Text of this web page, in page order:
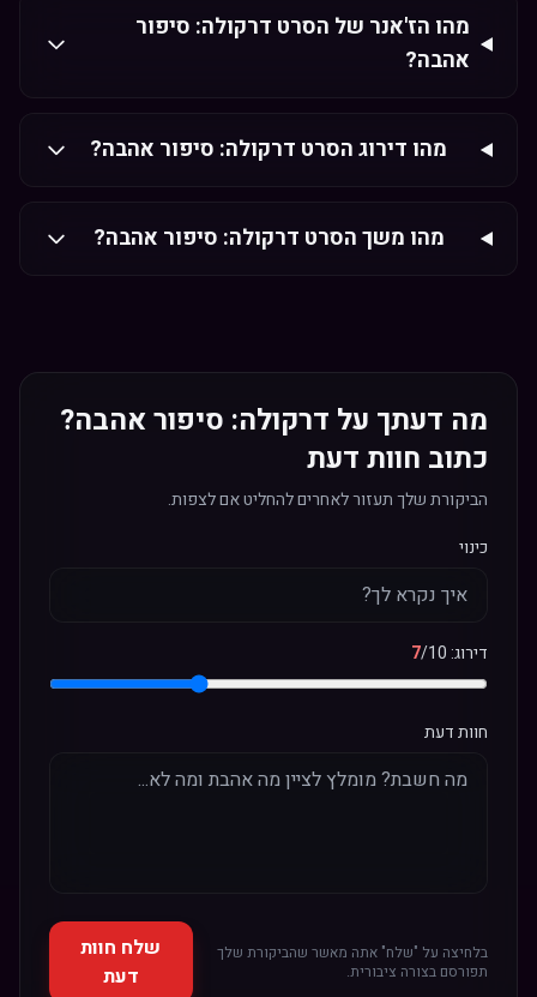
מהו הז'אנר של הסרט דרקולה: סיפור
אהבה?
מהו דירוג הסרט דרקולה: סיפור אהבה?
מהו משך הסרט דרקולה: סיפור אהבה?
מה דעתך על דרקולה: סיפור אהבה?
כתוב חוות דעת
הביקורת שלך תעזור לאחרים להחליט אם לצפות.
כינוי
דירוג: 7/10
חוות דעת
בלחיצה על "שלח" אתה מאשר שהביקורת שלך
תפורסם בצורה ציבורית.
שלח חוות
דעת